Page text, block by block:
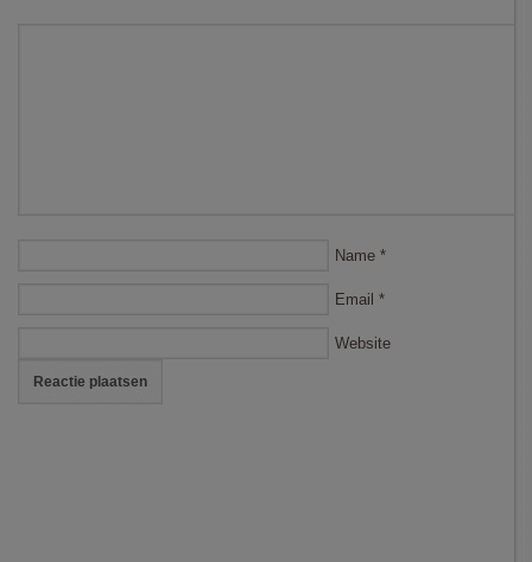
Name *
Email *
Website